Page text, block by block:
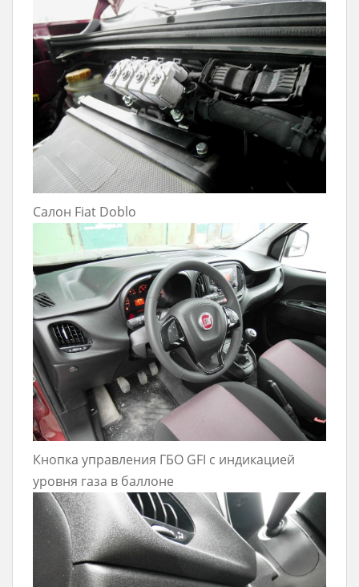
Салон Fiat Doblo
Кнопка управления ГБО GFI с индикацией
уровня газа в баллоне